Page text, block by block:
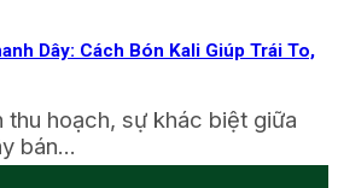
Dây: Cách Bón Kali Giúp Trái To,
thu hoạch, sự khác biệt giữa
bán...